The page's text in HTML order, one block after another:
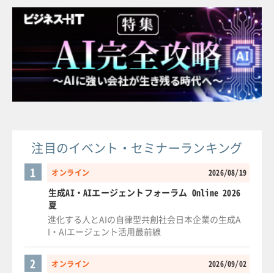
注目のイベント・セミナーランキング
オンライン 2026/08/19
1
生成AI・AIエージェントフォーラム Online 2026
夏
進化する人とAIの自律型共創社会日本企業の生成A
I・AIエージェント活用最前線
オンライン 2026/09/02
2